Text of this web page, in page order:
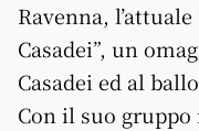
Ravenna,
Casadei”, un
Casadei ed al
Con il suo